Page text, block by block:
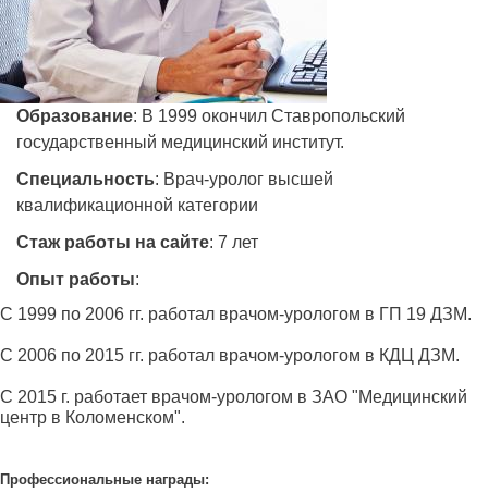
Образование: В 1999 окончил Ставропольский
государственный медицинский институт.
Специальность: Врач-уролог высшей
квалификационной категории
Стаж работы на сайте: 7 лет
Опыт работы:
С 1999 по 2006 гг. работал врачом-урологом в ГП 19 ДЗМ.
С 2006 по 2015 гг. работал врачом-урологом в КДЦ ДЗМ.
С 2015 г. работает врачом-урологом в ЗАО "Медицинский
центр в Коломенском".
Профессиональные награды: